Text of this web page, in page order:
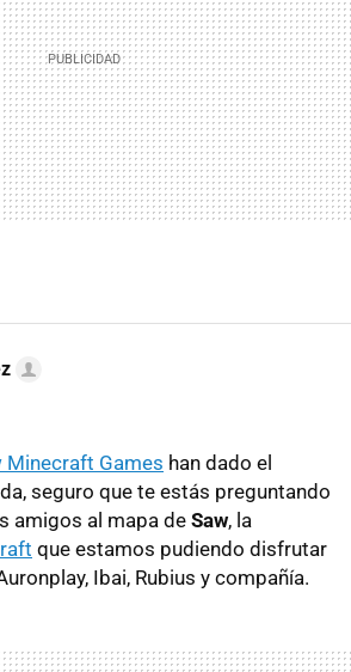
Minecraft Games han dado el
seguro que te estás preguntando
amigos al mapa de Saw, la
que estamos pudiendo disfrutar
Ibai, Rubius y compañía.